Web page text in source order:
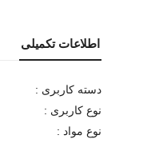
اطلاعات تکمیلی
دسته کاربری :
نوع کاربری :
نوع مواد :